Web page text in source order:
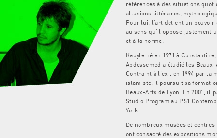
références à des situations
allusions littéraires,
Pour lui, l’art détient un
au sens qu’il oppose justement
et à la norme.
Kabyle né en 1971 à
Abdessemed a étudié les
Contraint à l’exil en 1994 par la
islamiste, il poursuit sa
Beaux-Arts de Lyon. En 2001, il
Studio Program au PS1
York.
De nombreux musées et
ont consacré des expositions